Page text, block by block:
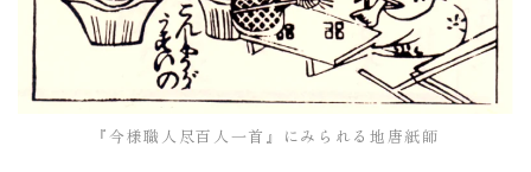
『今様職人尽百人一首』にみられる地唐紙師